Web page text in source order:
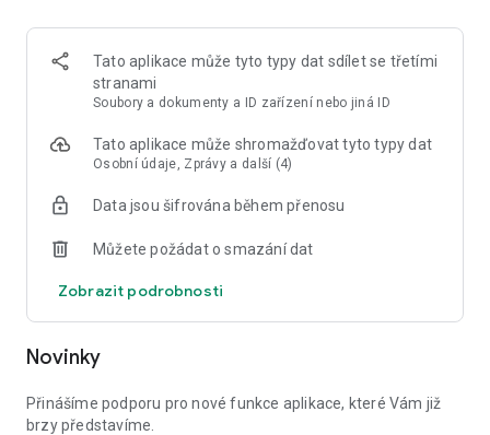
- komunikace se školou pomocí zpráv,
- a mnoho dalšího…
Aplikace může zobrazovat informativní sdělení třetích stran.
škola v jejich okolí má den otevřených dveří. Abychom tato
sdělení mohli zobrazit konkrétní skupině uživatelů,
(ročník studia a vyučované předměty). Nejedná se ale o žádné
osobních údajů (GDPR) od vás potřebujeme souhlas se
tímto vyjadřujete souhlas.
Tato aplikace může tyto typy dat sdílet se třetími
stranami
Soubory a dokumenty a ID zařízení nebo jiná ID
Tato aplikace může shromažďovat tyto typy dat
Osobní údaje, Zprávy a další (4)
Data jsou šifrována během přenosu
Můžete požádat o smazání dat
Zobrazit podrobnosti
Novinky
Přinášíme podporu pro nové funkce aplikace, které Vám již
brzy představíme.